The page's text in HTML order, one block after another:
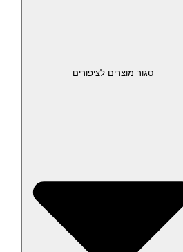
סגור מוצרים לציפורים